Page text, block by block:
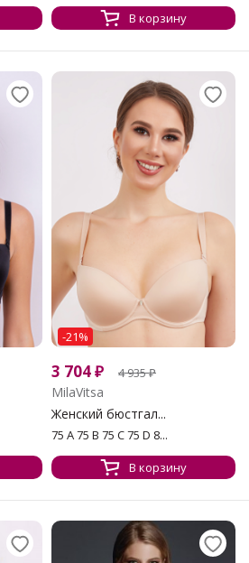
В корзину
-21%
3 704₽ 4 935₽
MilaVitsa
Женский бюстгал...
75 A 75 B 75 C 75 D 8...
В корзину